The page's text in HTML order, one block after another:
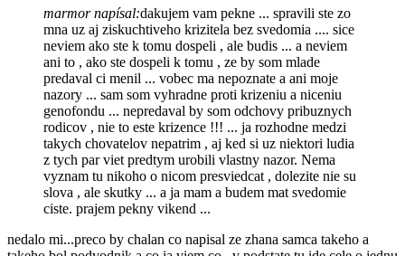
marmor napísal:dakujem vam pekne ... spravili ste zo
mna uz aj ziskuchtiveho krizitela bez svedomia .... sice
neviem ako ste k tomu dospeli , ale budis ... a neviem
ani to , ako ste dospeli k tomu , ze by som mlade
predaval ci menil ... vobec ma nepoznate a ani moje
nazory ... sam som vyhradne proti krizeniu a niceniu
genofondu ... nepredaval by som odchovy pribuznych
rodicov , nie to este krizence !!! ... ja rozhodne medzi
takych chovatelov nepatrim , aj ked si uz niektori ludia
z tych par viet predtym urobili vlastny nazor. Nema
vyznam tu nikoho o nicom presviedcat , dolezite nie su
slova , ale skutky ... a ja mam a budem mat svedomie
ciste. prajem pekny vikend ...
nedalo mi...preco by chalan co napisal ze zhana samca takeho a